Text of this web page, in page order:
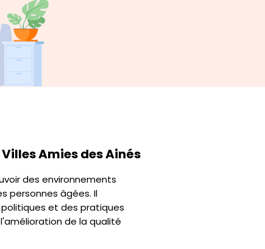
Amies des Ainés
des environnements
personnes âgées. Il
et des pratiques
de la qualité